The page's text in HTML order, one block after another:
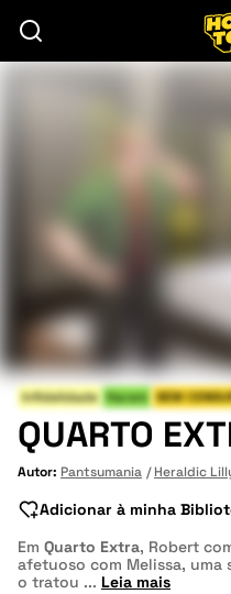
Infidelidade Harem SEM
QUARTO
Autor: Pantsumania Heraldic
Adicionar à minha
Em Quarto Extra, Robert
afetuoso com Melissa, uma
o tratou ... Leia mais